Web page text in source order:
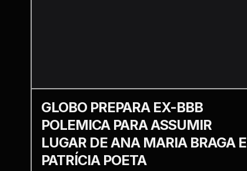
GLOBO PREPARA EX-BBB
POLEMICA PARA ASSUMIR
LUGAR DE ANA MARIA BRAGA E
PATRÍCIA POETA